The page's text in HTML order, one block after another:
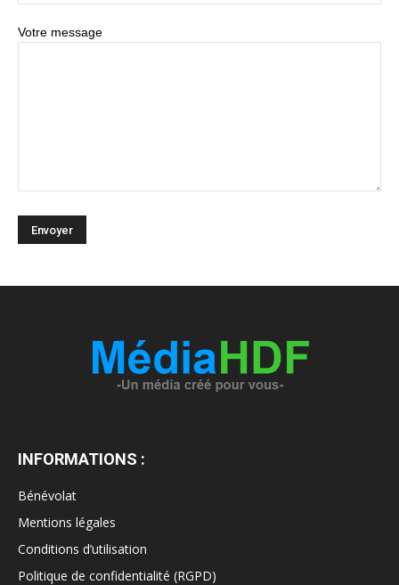
Votre message
INFORMATIONS :
Bénévolat
Mentions légales
Conditions d’utilisation
Politique de confidentialité (RGPD)